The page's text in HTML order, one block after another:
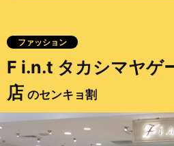
ファッション
F i.n.t タカシマヤゲ
店 のセンキョ割